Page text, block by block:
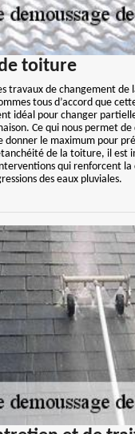
toiture
travaux de changement de
tous d’accord que
idéal pour changer
Ce qui nous permet
donner le maximum pour
de la toiture, il est
qui renforcent la
des eaux pluviales.